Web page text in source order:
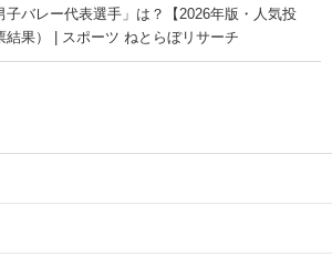
子バレー代表選手」は？【2026年版・人気投
結果） | スポーツ ねとらぼリサーチ